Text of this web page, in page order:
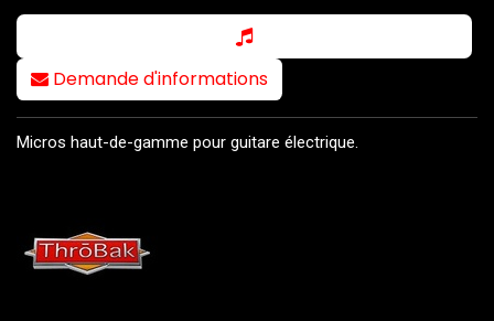
Demande d'informations
Micros haut-de-gamme pour guitare électrique.